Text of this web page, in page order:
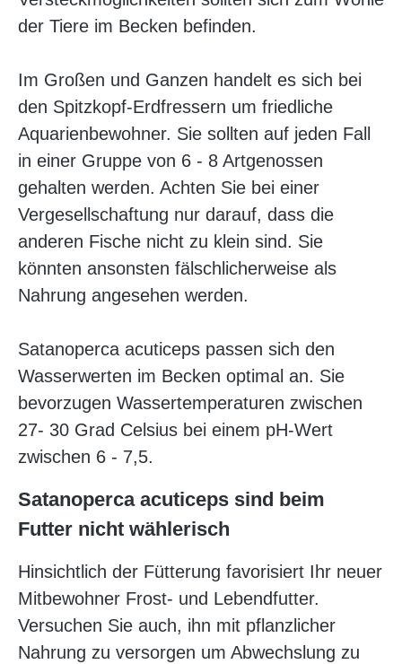
der Tiere im Becken befinden.
Im Großen und Ganzen handelt es sich bei
den Spitzkopf-Erdfressern um friedliche
Aquarienbewohner. Sie sollten auf jeden Fall
in einer Gruppe von 6 - 8 Artgenossen
gehalten werden. Achten Sie bei einer
Vergesellschaftung nur darauf, dass die
anderen Fische nicht zu klein sind. Sie
könnten ansonsten fälschlicherweise als
Nahrung angesehen werden.
Satanoperca acuticeps passen sich den
Wasserwerten im Becken optimal an. Sie
bevorzugen Wassertemperaturen zwischen
27- 30 Grad Celsius bei einem pH-Wert
zwischen 6 - 7,5.
Satanoperca acuticeps sind beim
Futter nicht wählerisch
Hinsichtlich der Fütterung favorisiert Ihr neuer
Mitbewohner Frost- und Lebendfutter.
Versuchen Sie auch, ihn mit pflanzlicher
Nahrung zu versorgen um Abwechslung zu